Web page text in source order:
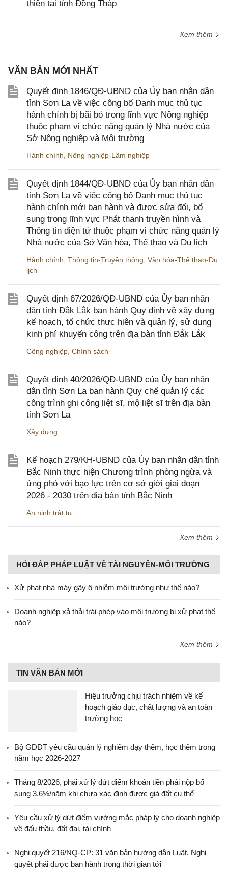
thiên tai tỉnh Đồng Tháp
Xem thêm
VĂN BẢN MỚI NHẤT
Quyết định 1846/QĐ-UBND của Ủy ban nhân dân
tỉnh Sơn La về việc công bố Danh mục thủ tục
hành chính bị bãi bỏ trong lĩnh vực Nông nghiệp
thuộc phạm vi chức năng quản lý Nhà nước của
Sở Nông nghiệp và Môi trường
Hành chính Nông nghiệp-Lâm nghiệp
Quyết định 1844/QĐ-UBND của Ủy ban nhân dân
tỉnh Sơn La về việc công bố Danh mục thủ tục
hành chính mới ban hành và được sửa đổi, bổ
sung trong lĩnh vực Phát thanh truyền hình và
Thông tin điện tử thuộc phạm vi chức năng quản lý
Nhà nước của Sở Văn hóa, Thể thao và Du lịch
Hành chính Thông tin-Truyền thông Văn hóa-Thể thao-Du
lịch
Quyết định 67/2026/QĐ-UBND của Ủy ban nhân
dân tỉnh Đắk Lắk ban hành Quy định về xây dựng
kế hoạch, tổ chức thực hiện và quản lý, sử dụng
kinh phí khuyến công trên địa bàn tỉnh Đắk Lắk
Công nghiệp Chính sách
Quyết định 40/2026/QĐ-UBND của Ủy ban nhân
dân tỉnh Sơn La ban hành Quy chế quản lý các
công trình ghi công liệt sĩ, mộ liệt sĩ trên địa bàn
tỉnh Sơn La
Xây dựng
Kế hoạch 279/KH-UBND của Ủy ban nhân dân tỉnh
Bắc Ninh thực hiện Chương trình phòng ngừa và
ứng phó với bạo lực trên cơ sở giới giai đoạn
2026 - 2030 trên địa bàn tỉnh Bắc Ninh
An ninh trật tự
Xem thêm
HỎI ĐÁP PHÁP LUẬT VỀ TÀI NGUYÊN-MÔI TRƯỜNG
Xử phạt nhà máy gây ô nhiễm môi trường như thế nào?
Doanh nghiệp xả thải trái phép vào môi trường bị xử phạt thế
nào?
Xem thêm
TIN VĂN BẢN MỚI
Hiệu trưởng chịu trách nhiệm về kế
hoạch giáo dục, chất lượng và an toàn
trường học
Bộ GDĐT yêu cầu quản lý nghiêm dạy thêm, học thêm trong
năm học 2026-2027
Tháng 8/2026, phải xử lý dứt điểm khoản tiền phải nộp bổ
sung 3,6%/năm khi chưa xác định được giá đất cụ thể
Yêu cầu xử lý dứt điểm vướng mắc pháp lý cho doanh nghiệp
về đấu thầu, đất đai, tài chính
Nghị quyết 216/NQ-CP: 31 văn bản hướng dẫn Luật, Nghị
quyết phải được ban hành trong thời gian tới